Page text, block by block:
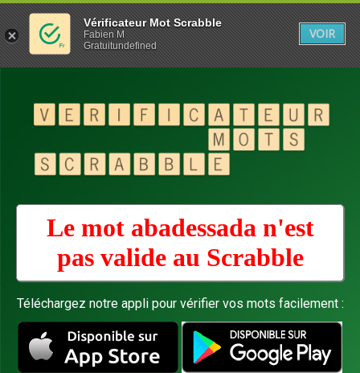
Le mot abadessada n'est
pas valide au Scrabble
Téléchargez notre appli pour vérifier vos mots facilement :
Vérificateur Mot Scrabble
Fabien M
Gratuitundefined
VOIR